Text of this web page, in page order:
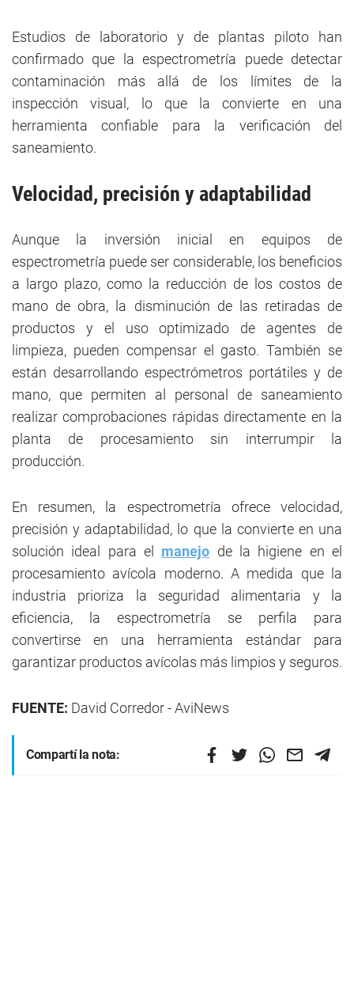
Estudios de laboratorio y de plantas piloto han
confirmado que la espectrometría puede detectar
contaminación más allá de los límites de la
inspección visual, lo que la convierte en una
herramienta confiable para la verificación del
saneamiento.
Velocidad, precisión y adaptabilidad
Aunque la inversión inicial en equipos de
espectrometría puede ser considerable, los beneficios
a largo plazo, como la reducción de los costos de
mano de obra, la disminución de las retiradas de
productos y el uso optimizado de agentes de
limpieza, pueden compensar el gasto. También se
están desarrollando espectrómetros portátiles y de
mano, que permiten al personal de saneamiento
realizar comprobaciones rápidas directamente en la
planta de procesamiento sin interrumpir la
producción.
En resumen, la espectrometría ofrece velocidad,
precisión y adaptabilidad, lo que la convierte en una
solución ideal para el manejo de la higiene en el
procesamiento avícola moderno. A medida que la
industria prioriza la seguridad alimentaria y la
eficiencia, la espectrometría se perfila para
convertirse en una herramienta estándar para
garantizar productos avícolas más limpios y seguros.
FUENTE: David Corredor - AviNews
Compartí la nota: